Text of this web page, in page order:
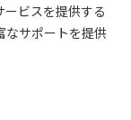
ービスを提供する
なサポートを提供